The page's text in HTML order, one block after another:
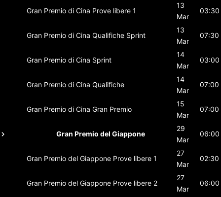
Gran Premio di Cina Prove libere 1
13
Mar
03:30
Gran Premio di Cina Qualifiche Sprint
13
Mar
07:30
Gran Premio di Cina Sprint
14
Mar
03:00
Gran Premio di Cina Qualifiche
14
Mar
07:00
Gran Premio di Cina Gran Premio
15
Mar
07:00
Gran Premio del Giappone
29
Mar
06:00
Gran Premio del Giappone Prove libere 1
27
Mar
02:30
Gran Premio del Giappone Prove libere 2
27
Mar
06:00